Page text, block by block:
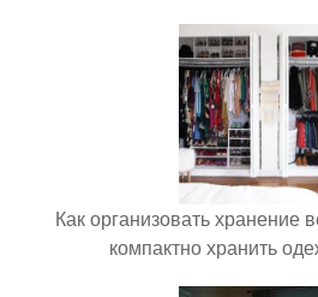
Как организовать хранение
компактно хранить